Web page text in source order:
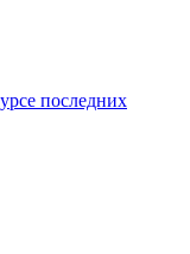
последних